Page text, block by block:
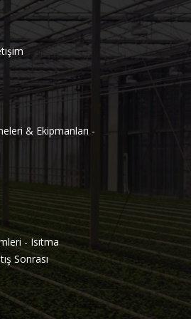
& Ekipmanları
-Isıtma
Sonrası